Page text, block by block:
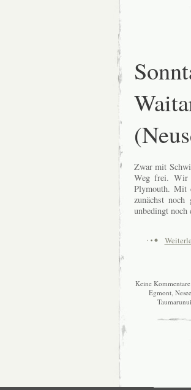
Zwar mit
Weg frei. Wir
Plymouth. Mit
zunächst
unbedingt
Keine Kommentare
Egmont,
Taumarunui